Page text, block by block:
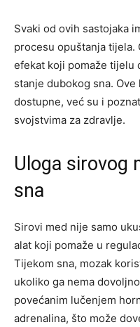
Svaki od ovih sastojaka
procesu opuštanja tijela.
efekat koji pomaže tijelu
stanje dubokog sna.
dostupne, već su i
svojstvima za zdravlje.
Uloga sirovog
sna
Sirovi med nije samo
alat koji pomaže u
Tijekom sna, mozak
ukoliko ga nema
povećanim lučenjem
adrenalina, što može